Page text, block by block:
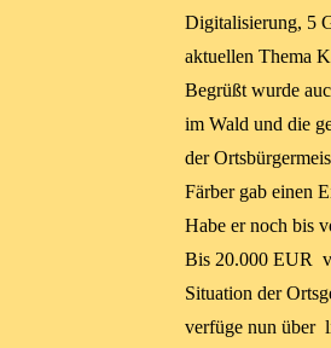
Digitalisierung, 5
aktuellen Thema
Begrüßt wurde
im Wald und die
der
Färber gab einen
Habe er noch bis
Bis 20.000 EUR
Situation der
verfüge nun über